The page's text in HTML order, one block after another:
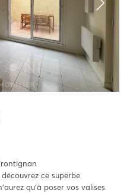
ce superbe
qu'à poser vos valises.